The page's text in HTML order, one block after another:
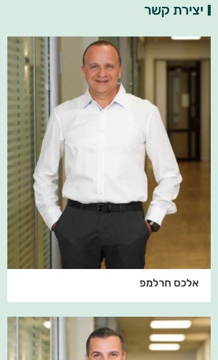
יצירת קשר
אלכס חרלמפ